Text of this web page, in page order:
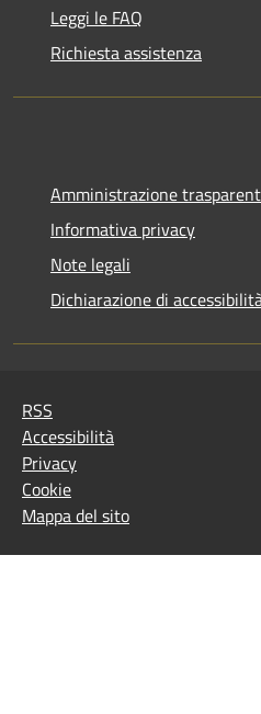
Leggi le FAQ
Richiesta assistenza
Amministrazione
Informativa privacy
Note legali
Dichiarazione di
RSS
Accessibilità
Privacy
Cookie
Mappa del sito